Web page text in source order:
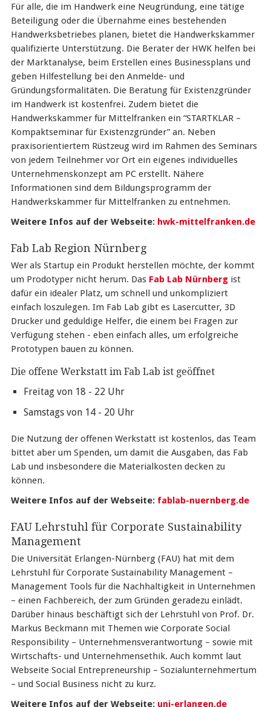
Für alle, die im Handwerk eine Neugründung, eine tätige
Beteiligung oder die Übernahme eines bestehenden
Handwerksbetriebes planen, bietet die Handwerkskammer
qualifizierte Unterstützung. Die Berater der HWK helfen bei
der Marktanalyse, beim Erstellen eines Businessplans und
geben Hilfestellung bei den Anmelde- und
Gründungsformalitäten. Die Beratung für Existenzgründer
im Handwerk ist kostenfrei. Zudem bietet die
Handwerkskammer für Mittelfranken ein “STARTKLAR –
Kompaktseminar für Existenzgründer” an. Neben
praxisorientiertem Rüstzeug wird im Rahmen des Seminars
von jedem Teilnehmer vor Ort ein eigenes individuelles
Unternehmenskonzept am PC erstellt. Nähere
Informationen sind dem Bildungsprogramm der
Handwerkskammer für Mittelfranken zu entnehmen.
Weitere Infos auf der Webseite: hwk-mittelfranken.de
Fab Lab Region Nürnberg
Wer als Startup ein Produkt herstellen möchte, der kommt
um Prodotyper nicht herum. Das Fab Lab Nürnbergist
dafür ein idealer Platz, um schnell und unkompliziert
einfach loszulegen. Im Fab Lab gibt es Lasercutter, 3D
Drucker und geduldige Helfer, die einem bei Fragen zur
Verfügung stehen - eben einfach alles, um erfolgreiche
Prototypen bauen zu können.
Die offene Werkstatt im Fab Lab ist geöffnet
Freitag von 18 - 22 Uhr
Samstags von 14 - 20 Uhr
Die Nutzung der offenen Werkstatt ist kostenlos, das Team
bittet aber um Spenden, um damit die Ausgaben, das Fab
Lab und insbesondere die Materialkosten decken zu
können.
Weitere Infos auf der Webseite: fablab-nuernberg.de
FAU Lehrstuhl für Corporate Sustainability
Management
Die Universität Erlangen-Nürnberg (FAU) hat mit dem
Lehrstuhl für Corporate Sustainability Management –
Management Tools für die Nachhaltigkeit in Unternehmen
– einen Fachbereich, der zum Gründen geradezu einlädt.
Darüber hinaus beschäftigt sich der Lehrstuhl von Prof. Dr.
Markus Beckmann mit Themen wie Corporate Social
Responsibility – Unternehmensverantwortung – sowie mit
Wirtschafts- und Unternehmensethik. Auch kommt laut
Webseite Social Entrepreneurship – Sozialunternehmertum
– und Social Business nicht zu kurz.
Weitere Infos auf der Webseite: uni-erlangen.de